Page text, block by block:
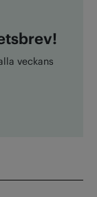
veckans